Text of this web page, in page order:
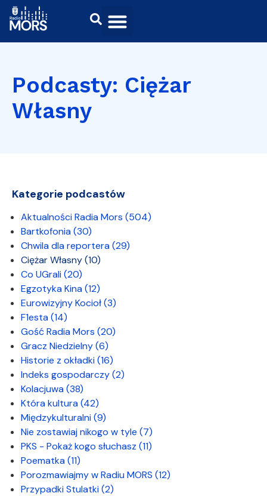
Podcasty: Ciężar
Własny
Kategorie podcastów
Aktualności Radia Mors (504)
Bartkofonia(30)
Chwila dla reportera(29)
Ciężar Własny(10)
Co UGrali(20)
Egzotyka Kina(12)
Eurowizyjny Kocioł(3)
F1esta(14)
Gość Radia Mors (20)
Gracz Niedzielny(6)
Historie z okładki(16)
Indeks gospodarczy(2)
Kolacjuwa(38)
Która kultura(42)
Międzykulturalni(9)
Nie zostawiaj nikogo w tyle (7)
PKS - Pokaż kogo słuchasz (11)
Poematka(11)
Porozmawiajmy w Radiu MORS (12)
Przypadki Stulatki(2)